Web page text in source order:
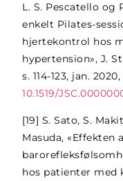
L. S. Pescatello og
enkelt Pilates-
hjertekontrol hos
hypertension», J.
s. 114-123, jan. 2020,
10.1519/
[19] S. Sato, S.
Masuda, «Effekten
hos patienter med